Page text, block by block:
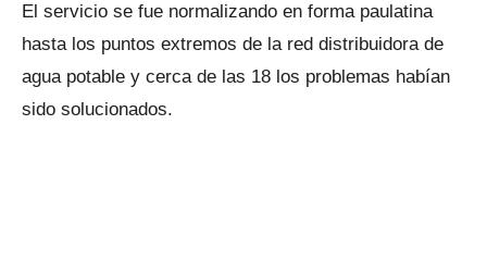
El servicio se fue normalizando en forma paulatina
hasta los puntos extremos de la red distribuidora de
agua potable y cerca de las 18 los problemas habían
sido solucionados.